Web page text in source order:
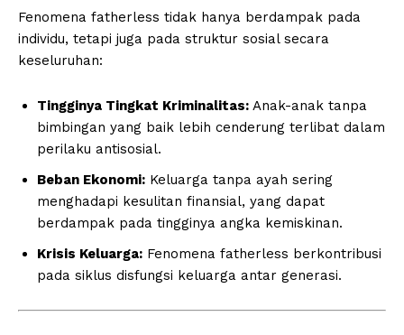
Fenomena fatherless tidak hanya berdampak pada
individu, tetapi juga pada struktur sosial secara
keseluruhan:
Tingginya Tingkat Kriminalitas: Anak-anak tanpa
bimbingan yang baik lebih cenderung terlibat dalam
perilaku antisosial.
Beban Ekonomi: Keluarga tanpa ayah sering
menghadapi kesulitan finansial, yang dapat
berdampak pada tingginya angka kemiskinan.
Krisis Keluarga: Fenomena fatherless berkontribusi
pada siklus disfungsi keluarga antar generasi.